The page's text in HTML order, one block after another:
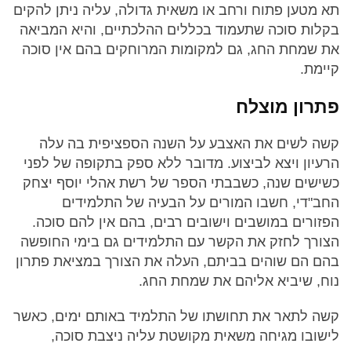
תא מטען פתוח ורחב או משאית גדולה, עליה ניתן להקים
בקלות סוכה שתעמוד בכללים ההלכתיים, והיא המביאה
את שמחת החג, גם למקומות המרוחקים בהם אין סוכה
קיימת.
פתרון מוצלח
קשה לשים את האצבע על השנה הספציפית בה עלה
הרעיון ויצא לביצוע. מדובר ללא ספק בתקופה של לפני
כשישים שנה, כשבבתי הספר של רשת אהלי יוסף יצחק
החב"די, חשבו המורים על הבעיה של התלמידים
הפזורים במושבים וישובים רבים, בהם אין להם סוכה.
הצורך לחזק את הקשר עם התלמידים גם בימי החופשה
בהם הם שוהים בביתם, העלה את הצורך במציאת פתרון
נוח, שיביא אליהם את שמחת החג.
קשה לתאר את תחושתו של התלמיד באותם ימים, כאשר
לישובו מגיחה משאית מקושטת עליה ניצבת סוכה,